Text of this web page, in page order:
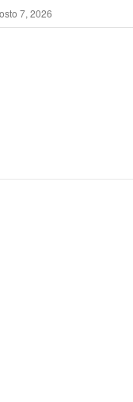
7, 2026